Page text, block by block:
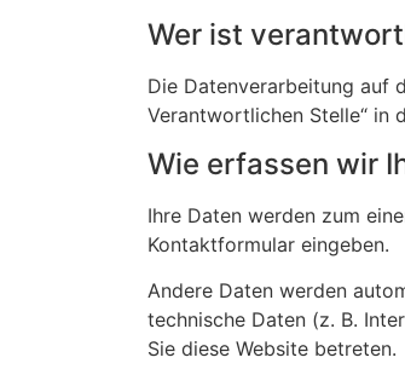
Wer ist
Die Datenverarbeitung auf
Verantwortlichen Stelle“ in
Wie erfassen wir
Ihre Daten werden zum
Kontaktformular eingeben.
Andere Daten werden
technische Daten (z. B.
Sie diese Website betreten.